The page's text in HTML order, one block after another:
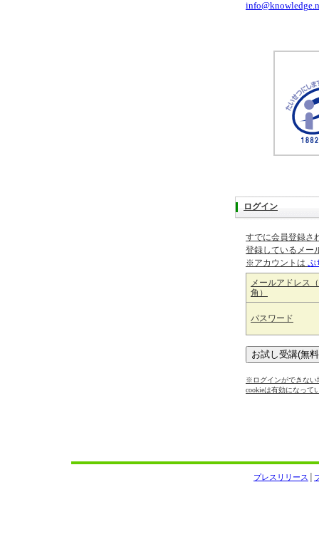
ログイン
すでに会員登録さ
登録しているメー
※アカウントは ぷ
メールアドレス
角）
パスワード
※ログインができない
cookieは有効になって
プレスリリース